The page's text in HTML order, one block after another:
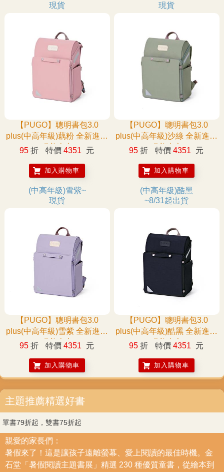
現貨
【PUGO】聰明書包3.0
plus(中高年級)藕粉 全新進化
玩美上市
95 折 特價 4351 元
加入購物車
現貨
【PUGO】聰明書包3.0
plus(中高年級)沙綠 全新進化
玩美上市
95 折 特價 4351 元
加入購物車
(中高年級)雪紫~
現貨
【PUGO】聰明書包3.0
plus(中高年級)雪紫 全新進化
玩美上市
95 折 特價 4351 元
加入購物車
(中高年級)酷黑
~8/31起出貨
【PUGO】聰明書包3.0
plus(中高年級)酷黑 全新進化
玩美上市
95 折 特價 4351 元
加入購物車
主題推薦精選好書
單書79折起，雙書75折起
親愛的家長們：
暑假來了！這是讓孩子遠離螢幕、愛上閱讀的最佳時機。金
石堂「暑假閱讀主題書展」精選 230 種優質童書，從繪本到